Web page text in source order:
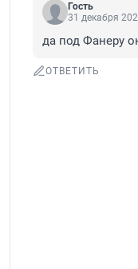
Гость
31 декабря
да под Фанеру
ОТВЕТИТЬ